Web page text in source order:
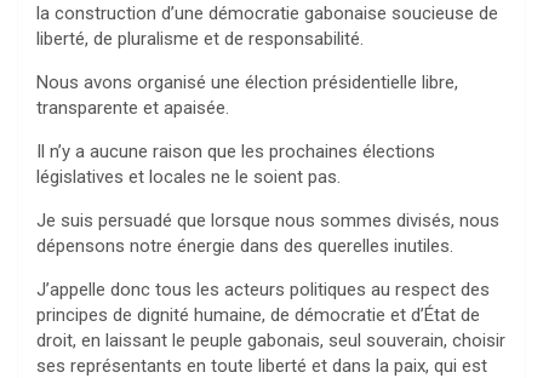
la construction d’une démocratie gabonaise soucieuse de
liberté, de pluralisme et de responsabilité.
Nous avons organisé une élection présidentielle libre,
transparente et apaisée.
Il n’y a aucune raison que les prochaines élections
législatives et locales ne le soient pas.
Je suis persuadé que lorsque nous sommes divisés, nous
dépensons notre énergie dans des querelles inutiles.
J’appelle donc tous les acteurs politiques au respect des
principes de dignité humaine, de démocratie et d’État de
droit, en laissant le peuple gabonais, seul souverain, choisir
ses représentants en toute liberté et dans la paix, qui est